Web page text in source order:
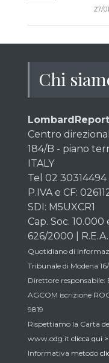
27/
Chi
Centro
184/B - piano
ITALY
Tel 02 30314494
P.IVA e CF:
SDI: M5UXCR1
Cap. Soc. 10.000
626/2000 |
Quotidiano di
Tribunale di Modena
Direttore responsabile:
AGCOM iscrizione
9819
Rispettiamo la Carta
www.odg.it clicca qui
Informativa metodo